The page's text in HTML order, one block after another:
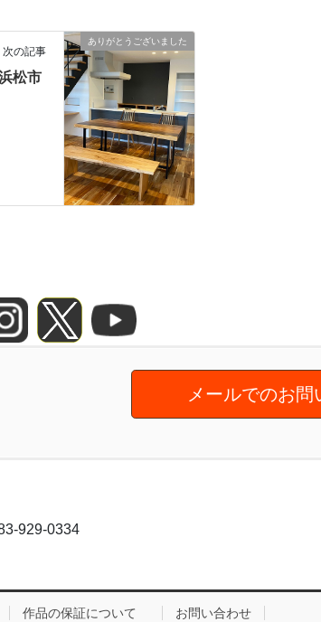
ありがとうございました
次の記事
松市
メールでのお問
929-0334
作品の保証について お問い合わせ